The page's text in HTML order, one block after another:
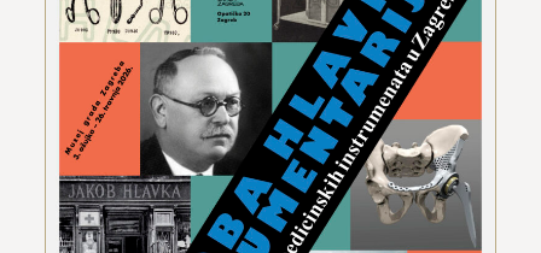
Od Jakoba Hlavke do Instrumentarije:
130 godina proizvodnje medicinskih
instrumenata u Zagrebu